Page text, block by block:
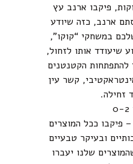
פיקבו ארנב עץ
ארנב, כזה שיודע
במשחקי “קוקו”,
שיעודד אותו לזחול,
להתפתחות הקטנטנים
קשר עין
זחילה.
פיקבו ככל המוצרים
ובעיקר טבעיים
שלנו יעברו